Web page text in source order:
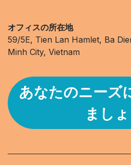
オフィスの所在地
59/5E, Tien Lan Hamlet, Ba
Minh City, Vietnam
あなたのニーズ
ましょ